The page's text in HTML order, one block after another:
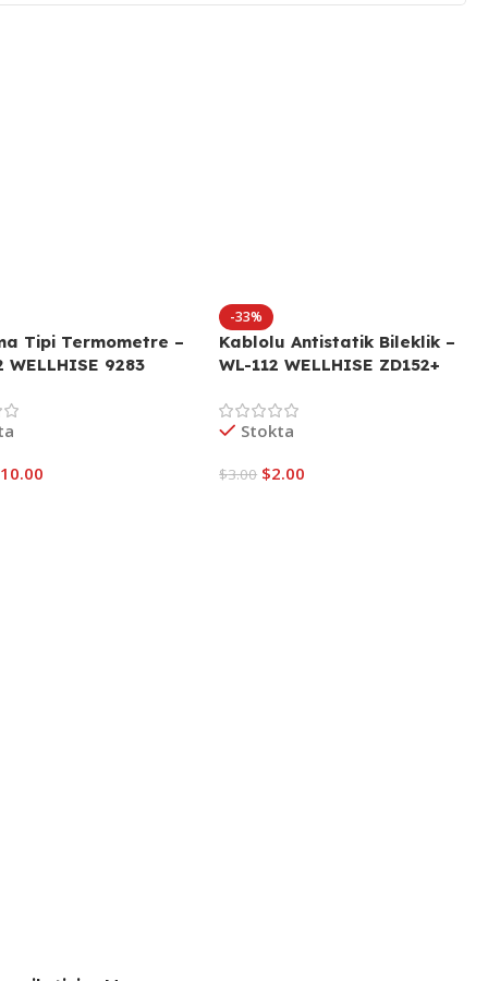
Tipi Termometre –
WELLHISE 9283
10.00
-33%
Kablolu Antistatik Bileklik –
WL-112 WELLHISE ZD152+
Stokta
$3.00 $2.00